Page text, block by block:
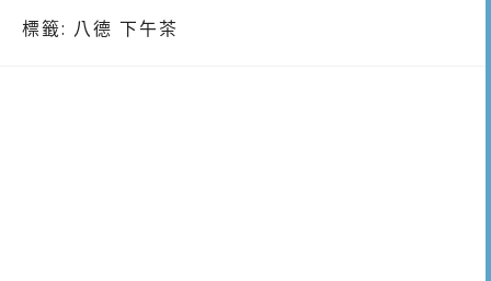
標籤: 八德 下午茶